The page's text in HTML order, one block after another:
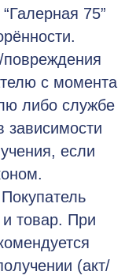
75”
повреждения
с момента
либо службе
зависимости
если
и товар. При
(акт/